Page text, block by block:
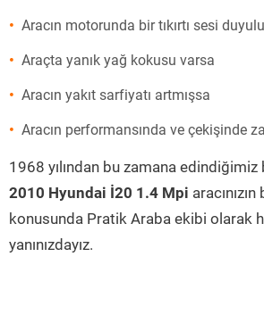
Aracın motorunda bir tıkırtı sesi
Araçta yanık yağ kokusu varsa
Aracın yakıt sarfiyatı artmışsa
Aracın performansında ve çekişinde
1968 yılından bu zamana
2010 Hyundai İ20 1.4 Mpi
konusunda Pratik Araba ekibi olarak
yanınızdayız.